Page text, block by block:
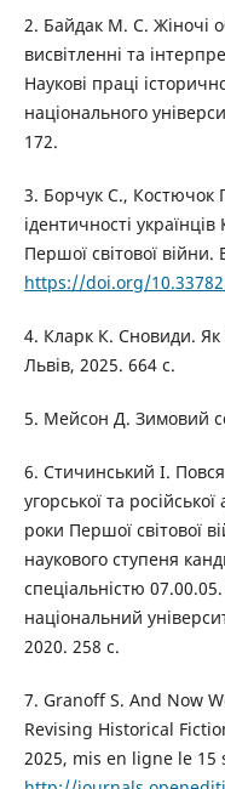
2. Байдак М. С. Жіночі
висвітленні та
Наукові праці
національного
172.
3. Борчук С., Костючок
ідентичності
Першої світової
https://doi.org/
4. Кларк К. Сновиди. Як
Львів, 2025. 664 с.
5. Мейсон Д. Зимовий
6. Стичинський І.
угорської та
роки Першої світової
наукового ступеня
спеціальністю
національний
2020. 258 с.
7. Granoff S. And Now
Revising Historical
2025, mis en ligne le 15